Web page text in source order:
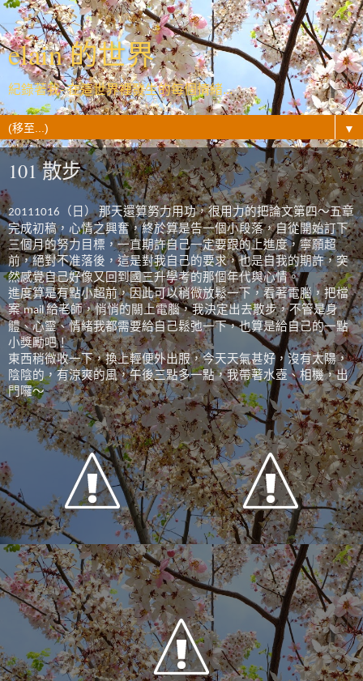
elain 的世界
紀錄著我- 在這世界裡發生的每個情緒...
▼
101 散步
20111016 （日）那天還算努力用功，很用力的把論文第四～五章
完成初稿，心情之興奮，終於算是告一個小段落，自從開始訂下
三個月的努力目標，一直期許自己一定要跟的上進度，寧願超
前，絕對不准落後，這是對我自己的要求，也是自我的期許，突
然感覺自己好像又回到國三升學考的那個年代與心情。
進度算是有點小超前，因此可以稍微放鬆一下，看著電腦，把檔
案mail給老師，悄悄的關上電腦，我決定出去散步，不管是身
體、心靈、情緒我都需要給自己鬆弛一下，也算是給自己的一點
小獎勵吧！
東西稍微收一下，換上輕便外出服，今天天氣甚好，沒有太陽，
陰陰的，有涼爽的風，午後三點多一點，我帶著水壺、相機，出
門囉～